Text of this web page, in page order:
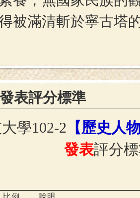
被滿清斬於寧古塔
表評分標準
學102-2 【歷史人
發表評分
比例 說明